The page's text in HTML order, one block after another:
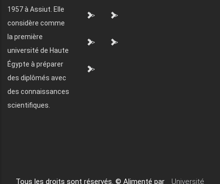
1957 à Assiut. Elle
considère comme
la première
université de Haute
Égypte à préparer
des diplômés avec
des connaissances
scientifiques.
"> ">
"> ">
">
Tous les droits sont réservés. © Alimenté par Université